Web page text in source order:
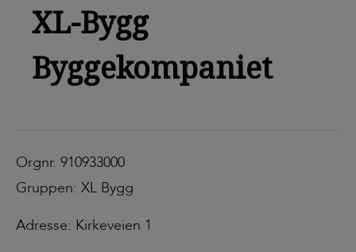
XL-Bygg
Byggekompaniet
Orgnr. 910933000
Gruppen: XL Bygg
Adresse: Kirkeveien 1